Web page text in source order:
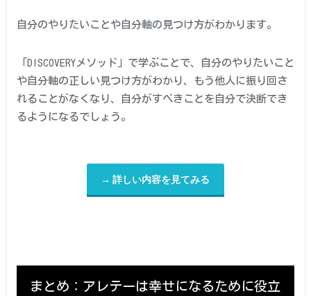
自分のやりたいことや自分軸の見つけ方がわかります。
「DISCOVERYメソッド」で学ぶことで、自分のやりたいこと
や自分軸の正しい見つけ方がわかり、もう他人に振り回さ
れることがなくなり、自分がすべきことを自分で決断でき
るようになるでしょう。
→ 詳しい内容を見てみる
まとめ：アレテーは幸せになるために役立